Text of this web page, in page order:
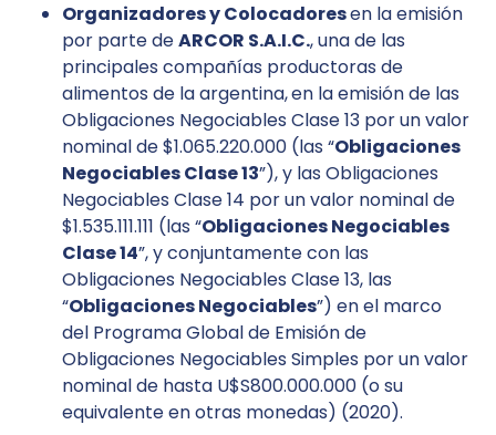
Organizadores y Colocadoresen la emisión
por parte deARCOR S.A.I.C., una de las
principales compañías productoras de
alimentos de la argentina,en la emisión de las
Obligaciones Negociables Clase 13 por un valor
nominal de $1.065.220.000 (las “Obligaciones
Negociables Clase 13”), y las Obligaciones
Negociables Clase 14 por un valor nominal de
$1.535.111.111 (las “Obligaciones Negociables
Clase 14”, y conjuntamente con las
Obligaciones Negociables Clase 13, las
“Obligaciones Negociables”) en el marco
del Programa Global de Emisión de
Obligaciones Negociables Simples por un valor
nominal de hasta U$S800.000.000 (o su
equivalente en otras monedas) (2020).